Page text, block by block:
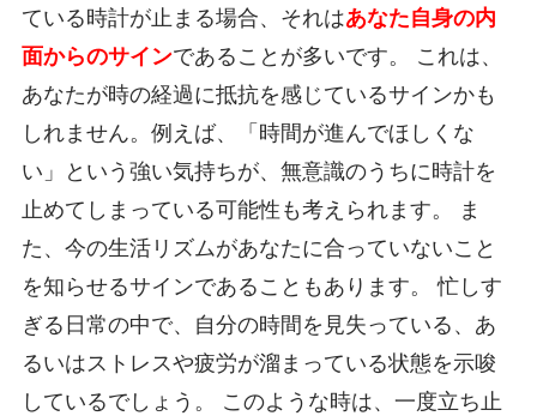
ている時計が止まる場合、それはあなた自身の内
面からのサインであることが多いです。 これは、
あなたが時の経過に抵抗を感じているサインかも
しれません。例えば、「時間が進んでほしくな
い」という強い気持ちが、無意識のうちに時計を
止めてしまっている可能性も考えられます。 ま
た、今の生活リズムがあなたに合っていないこと
を知らせるサインであることもあります。 忙しす
ぎる日常の中で、自分の時間を見失っている、あ
るいはストレスや疲労が溜まっている状態を示唆
しているでしょう。 このような時は、一度立ち止